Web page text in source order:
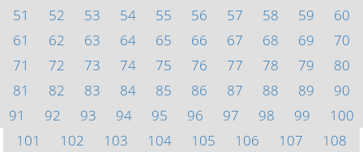
51
52 53 54 55 56 57 58 59
60
61
62 63 64 65 66 67 68 69
70
71
72 73 74 75 76 77 78 79
80
81
82 83 84 85 86 87 88 89
90
91
92 93 94 95 96 97 98 99
100
101
102 103 104 105 106 107
108